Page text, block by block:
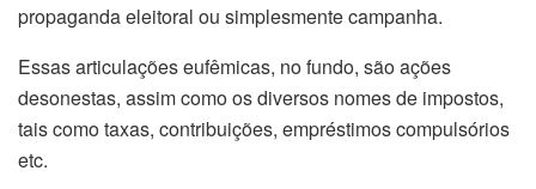
propaganda eleitoral ou simplesmente campanha.
Essas articulações eufêmicas, no fundo, são ações
desonestas, assim como os diversos nomes de impostos,
tais como taxas, contribuições, empréstimos compulsórios
etc.